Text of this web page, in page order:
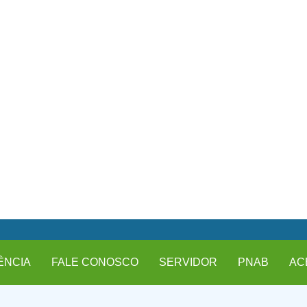
FALE CONOSCO SERVIDOR PNAB